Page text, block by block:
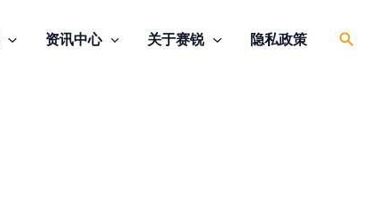
资讯中心 关于赛锐 隐私政策
搜